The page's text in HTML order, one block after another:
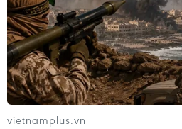
vietnamplus.vn